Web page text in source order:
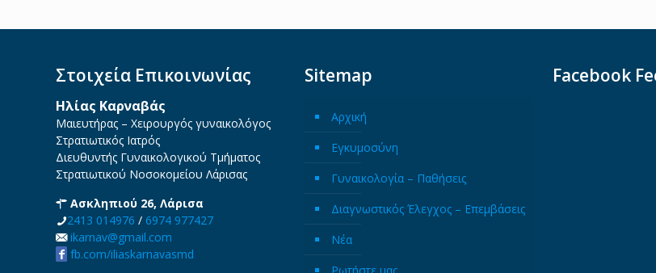
Στοιχεία Επικοινωνίας
Ηλίας Καρναβάς
Μαιευτήρας – Χειρουργός γυναικολόγος
Στρατιωτικός Ιατρός
Διευθυντής Γυναικολογικού Τμήματος
Στρατιωτικού Νοσοκομείου Λάρισας
Ασκληπιού 26, Λάρισα
2413 014976 / 6974 977427
ikarnav@gmail.com
fb.com/iliaskarnavasmd
Sitemap
Αρχική
Εγκυμοσύνη
Γυναικολογία – Παθήσεις
Διαγνωστικός Έλεγχος – Επεμβάσεις
Νέα
Facebook